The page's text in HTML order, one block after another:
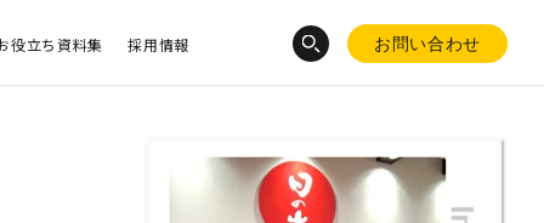
役立ち資料集 採用情報 お問い合わせ